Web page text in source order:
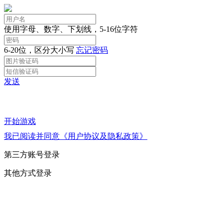
使用字母、数字、下划线，5-16位字符
6-20位，区分大小写 忘记密码
发送
开始游戏
我已阅读并同意《用户协议及隐私政策》
第三方账号登录
其他方式登录